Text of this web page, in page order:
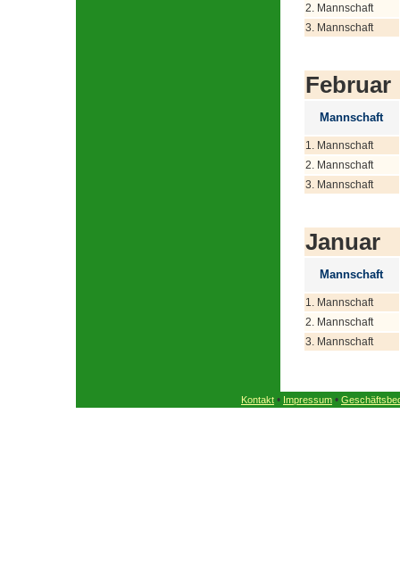
2. Mannschaft
3. Mannschaft
Februar
Mannschaft
1. Mannschaft
2. Mannschaft
3. Mannschaft
Januar
Mannschaft
1. Mannschaft
2. Mannschaft
3. Mannschaft
Kontakt • Impressum •